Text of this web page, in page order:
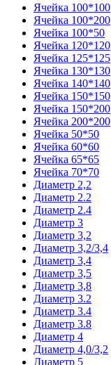
Ячейка 100*100
Ячейка 100*200
Ячейка 100*50
Ячейка 120*120
Ячейка 125*125
Ячейка 130*130
Ячейка 140*140
Ячейка 150*150
Ячейка 150*200
Ячейка 200*200
Ячейка 50*50
Ячейка 60*60
Ячейка 65*65
Ячейка 70*70
Диаметр 2,2
Диаметр 2.2
Диаметр 2.4
Диаметр 3
Диаметр 3,2
Диаметр 3,2/3,4
Диаметр 3,4
Диаметр 3,5
Диаметр 3,8
Диаметр 3.2
Диаметр 3.4
Диаметр 3.8
Диаметр 4
Диаметр 4,0/3,2
Диаметр 5